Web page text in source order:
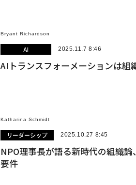
Bryant Richardson
AI 2025.11.7 8:46
AIトランスフォーメーションは組
Katharina Schmidt
リーダーシップ 2025.10.27 8:45
NPO理事長が語る新時代の組織
要件